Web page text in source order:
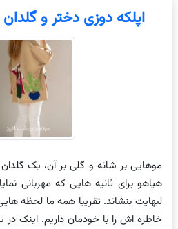
اپلکه دوزی دختر و گلدان
موهایی بر شانه و گلی بر آن، یک
هیاهو برای ثانیه هایی که مهربانی
لبهایت بنشاند. تقریبا همه ما لحظه
خاطره اش را با خودمان داریم. اینک در